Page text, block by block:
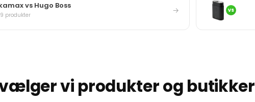
vs Hugo Boss
produkter → VS
vi produkter og butikker